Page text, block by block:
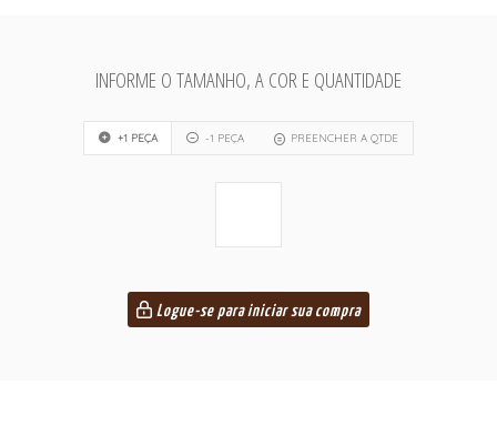
INFORME O TAMANHO, A COR E QUANTIDADE
+1 PEÇA -1 PEÇA PREENCHER A QTDE
Logue-se para iniciar sua compra